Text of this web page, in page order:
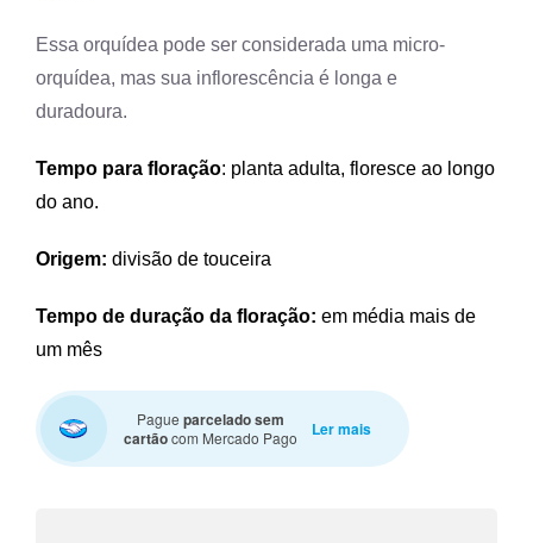
Essa orquídea pode ser considerada uma micro-
orquídea, mas sua inflorescência é longa e
duradoura.
Tempo para floração: planta adulta, floresce ao longo
do ano.
Origem: divisão de touceira
Tempo de duração da floração: em média mais de
um mês
Pague parcelado sem
cartãocom Mercado Pago Ler mais